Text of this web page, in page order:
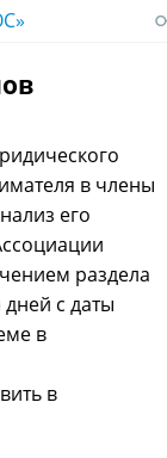
в члены
его
раздела
с даты
в
в